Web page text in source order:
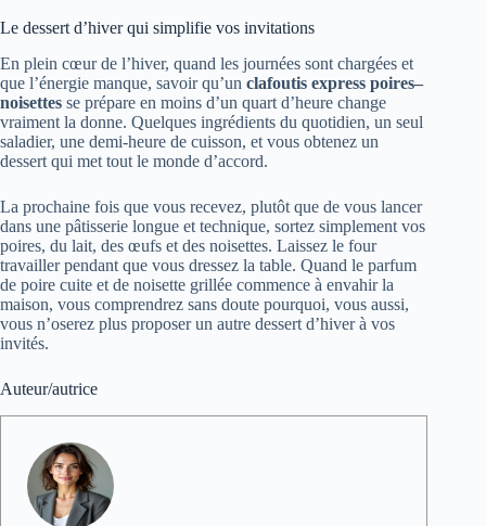
Le dessert d’hiver qui simplifie vos invitations
En plein cœur de l’hiver, quand les journées sont chargées et
que l’énergie manque, savoir qu’un clafoutis express poires–
noisettes se prépare en moins d’un quart d’heure change
vraiment la donne. Quelques ingrédients du quotidien, un seul
saladier, une demi-heure de cuisson, et vous obtenez un
dessert qui met tout le monde d’accord.
La prochaine fois que vous recevez, plutôt que de vous lancer
dans une pâtisserie longue et technique, sortez simplement vos
poires, du lait, des œufs et des noisettes. Laissez le four
travailler pendant que vous dressez la table. Quand le parfum
de poire cuite et de noisette grillée commence à envahir la
maison, vous comprendrez sans doute pourquoi, vous aussi,
vous n’oserez plus proposer un autre dessert d’hiver à vos
invités.
Auteur/autrice